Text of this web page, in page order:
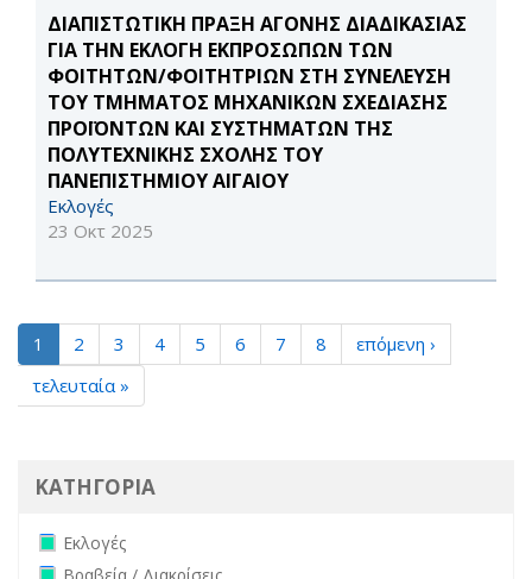
ΔΙΑΠΙΣΤΩΤΙΚΗ ΠΡΑΞΗ ΑΓΟΝΗΣ ΔΙΑΔΙΚΑΣΙΑΣ
ΓΙΑ ΤΗΝ ΕΚΛΟΓΗ ΕΚΠΡΟΣΩΠΩΝ ΤΩΝ
ΦΟΙΤΗΤΩΝ/ΦΟΙΤΗΤΡΙΩΝ ΣΤΗ ΣΥΝΕΛΕΥΣΗ
ΤΟΥ ΤΜΗΜΑΤΟΣ ΜΗΧΑΝΙΚΩΝ ΣΧΕΔΙΑΣΗΣ
ΠΡΟΪΟΝΤΩΝ ΚΑΙ ΣΥΣΤΗΜΑΤΩΝ ΤΗΣ
ΠΟΛΥΤΕΧΝΙΚΗΣ ΣΧΟΛΗΣ ΤΟΥ
ΠΑΝΕΠΙΣΤΗΜΙΟΥ ΑΙΓΑΙΟΥ
Εκλογές
23 Οκτ 2025
1 2 3 4 5 6 7 8
επόμενη ›
τελευταία »
ΚΑΤΗΓΟΡΙΑ
Remove Εκλογές filter
Εκλογές
Remove Βραβεία / Διακρίσεις filter